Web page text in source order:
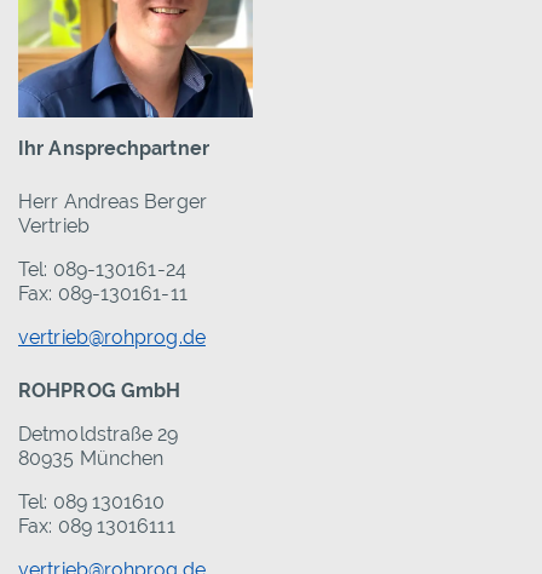
Ihr Ansprechpartner
Herr Andreas Berger
Vertrieb
Tel: 089-130161-24
Fax: 089-130161-11
vertrieb@rohprog.de
ROHPROG GmbH
Detmoldstraße 29
80935 München
Tel: 089 1301610
Fax: 089 13016111